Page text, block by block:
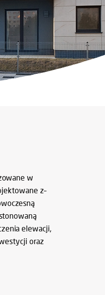
w
z–
elewacji,
oraz